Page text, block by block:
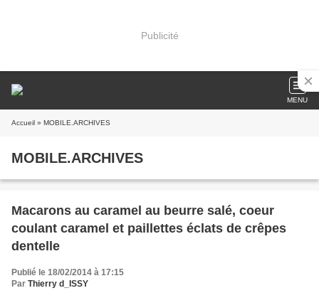
Publicité
MENU
Accueil » MOBILE.ARCHIVES
MOBILE.ARCHIVES
Macarons au caramel au beurre salé, coeur
coulant caramel et paillettes éclats de crêpes
dentelle
Publié le 18/02/2014 à 17:15
Par Thierry d_ISSY